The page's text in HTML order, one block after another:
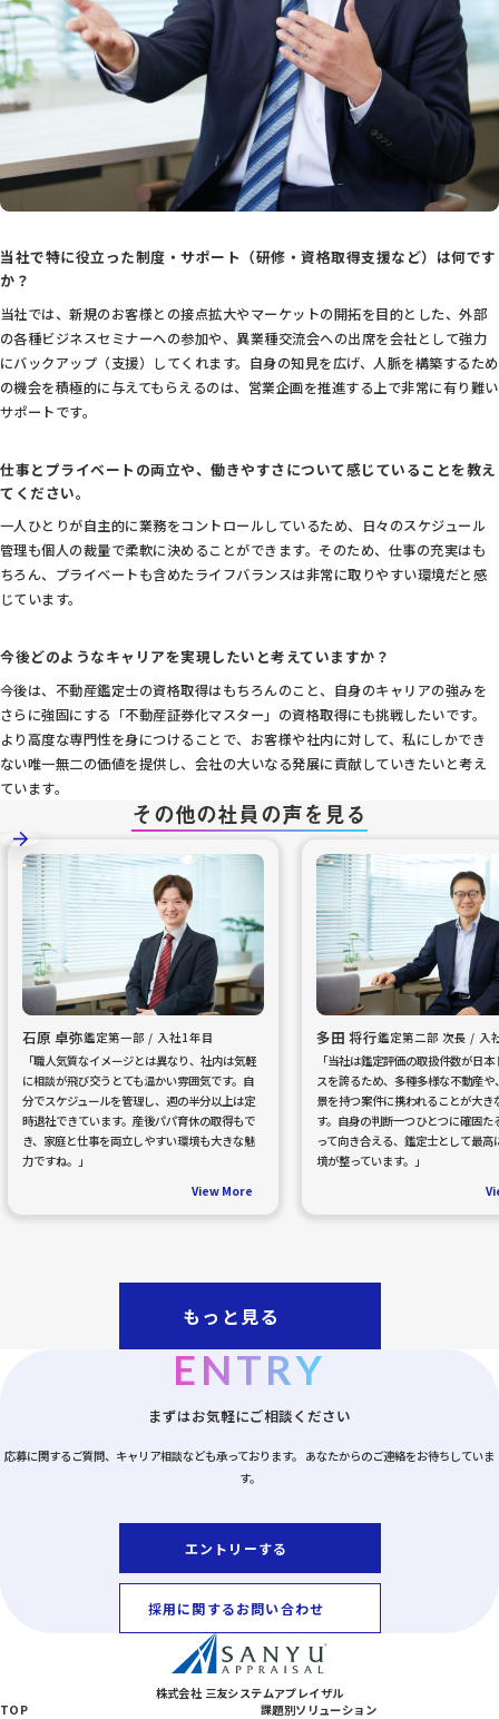
当社で特に役立った制度・サポート（研修・資格取得支援など）は何です
か？
当社では、新規のお客様との接点拡大やマーケットの開拓を目的とした、外部
の各種ビジネスセミナーへの参加や、異業種交流会への出席を会社として強力
にバックアップ（支援）してくれます。自身の知見を広げ、人脈を構築するため
の機会を積極的に与えてもらえるのは、営業企画を推進する上で非常に有り難い
サポートです。
仕事とプライベートの両立や、働きやすさについて感じていることを教え
てください。
一人ひとりが自主的に業務をコントロールしているため、日々のスケジュール
管理も個人の裁量で柔軟に決めることができます。そのため、仕事の充実はも
ちろん、プライベートも含めたライフバランスは非常に取りやすい環境だと感
じています。
今後どのようなキャリアを実現したいと考えていますか？
今後は、不動産鑑定士の資格取得はもちろんのこと、自身のキャリアの強みを
さらに強固にする「不動産証券化マスター」の資格取得にも挑戦したいです。
より高度な専門性を身につけることで、お客様や社内に対して、私にしかでき
ない唯一無二の価値を提供し、会社の大いなる発展に貢献していきたいと考え
ています。
その他の社員の声を見る
石原 卓弥鑑定第一部 / 入社1年目
「職人気質なイメージとは異なり、社内は気軽
に相談が飛び交うとても温かい雰囲気です。自
分でスケジュールを管理し、週の半分以上は定
時退社できています。産後パパ育休の取得もで
き、家庭と仕事を両立しやすい環境も大きな魅
力ですね。」
View More
多田 将行鑑定第二部 次長 / 入
「当社は鑑定評価の取扱件数が日
スを誇るため、多種多様な不動産や
景を持つ案件に携われることが大き
す。自身の判断一つひとつに確固た
って向き合える、鑑定士として最高
境が整っています。」
もっと見る
ENTRY
まずはお気軽にご相談ください
応募に関するご質問、キャリア相談なども承っております。 あなたからのご連絡をお待ちしていま
す。
エントリーする
採用に関するお問い合わせ
株式会社 三友システムアプレイザル
TOP
課題別ソリューション